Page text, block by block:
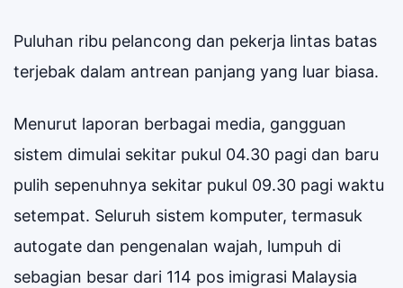
Puluhan ribu pelancong dan pekerja lintas batas
terjebak dalam antrean panjang yang luar biasa.
Menurut laporan berbagai media, gangguan
sistem dimulai sekitar pukul 04.30 pagi dan baru
pulih sepenuhnya sekitar pukul 09.30 pagi waktu
setempat. Seluruh sistem komputer, termasuk
autogate dan pengenalan wajah, lumpuh di
sebagian besar dari 114 pos imigrasi Malaysia